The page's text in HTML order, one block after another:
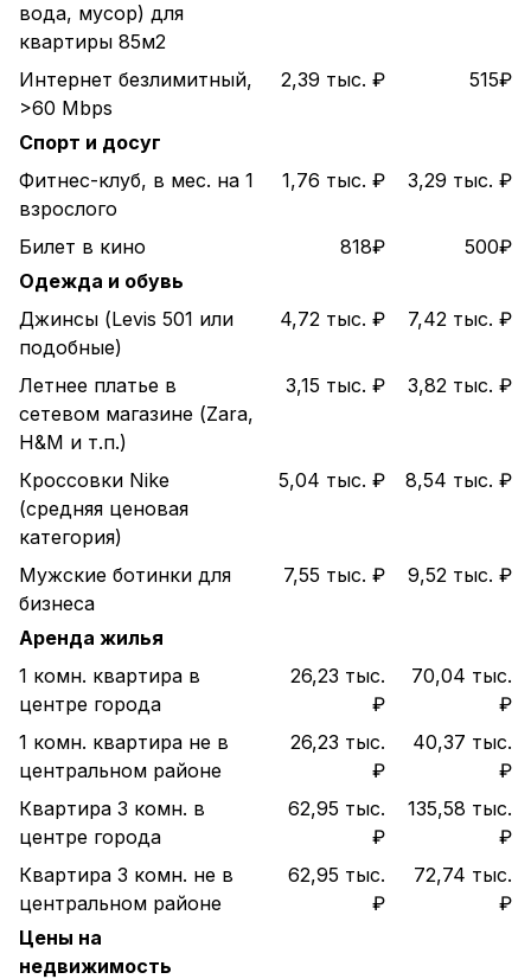
вода, мусор) для
квартиры 85м2
Интернет безлимитный,
>60 Mbps
2,39 тыс. ₽ 515₽
Спорт и досуг
Фитнес-клуб, в мес. на 1
взрослого
1,76 тыс. ₽ 3,29 тыс. ₽
Билет в кино 818₽
500₽
Одежда и обувь
Джинсы (Levis 501 или
подобные)
4,72 тыс. ₽ 7,42 тыс. ₽
Летнее платье в
сетевом магазине (Zara,
H&M и т.п.)
3,15 тыс. ₽ 3,82 тыс. ₽
Кроссовки Nike
(средняя ценовая
категория)
5,04 тыс. ₽ 8,54 тыс. ₽
Мужские ботинки для
бизнеса
7,55 тыс. ₽ 9,52 тыс. ₽
Аренда жилья
1 комн. квартира в
центре города
26,23 тыс.
₽
70,04 тыс.
₽
1 комн. квартира не в
центральном районе
26,23 тыс.
₽
40,37 тыс.
₽
Квартира 3 комн. в
центре города
62,95 тыс.
₽
135,58 тыс.
₽
Квартира 3 комн. не в
центральном районе
62,95 тыс.
₽
72,74 тыс.
₽
Цены на
недвижимость